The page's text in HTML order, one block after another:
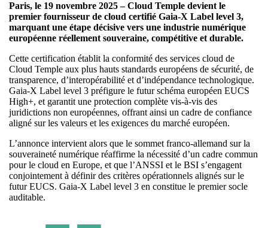
Paris, le 19 novembre 2025 – Cloud Temple devient le
premier fournisseur de cloud certifié Gaia-X Label level 3,
marquant une étape décisive vers une industrie numérique
européenne réellement souveraine, compétitive et durable.
Cette certification établit la conformité des services cloud de
Cloud Temple aux plus hauts standards européens de sécurité, de
transparence, d’interopérabilité et d’indépendance technologique.
Gaia-X Label level 3 préfigure le futur schéma européen EUCS
High+, et garantit une protection complète vis-à-vis des
juridictions non européennes, offrant ainsi un cadre de confiance
aligné sur les valeurs et les exigences du marché européen.
L’annonce intervient alors que le sommet franco-allemand sur la
souveraineté numérique réaffirme la nécessité d’un cadre commun
pour le cloud en Europe, et que l’ANSSI et le BSI s’engagent
conjointement à définir des critères opérationnels alignés sur le
futur EUCS. Gaia-X Label level 3 en constitue le premier socle
auditable.